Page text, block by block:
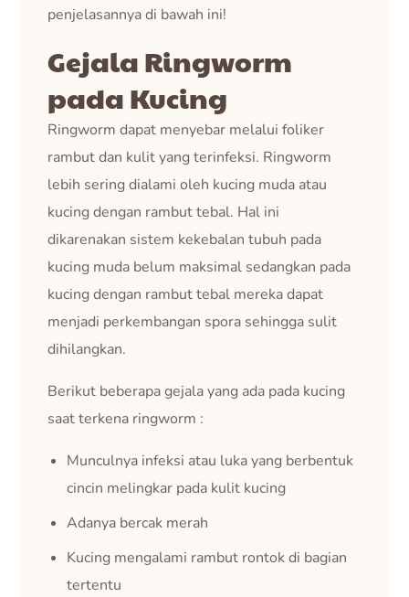
penjelasannya di bawah ini!
Gejala Ringworm
pada Kucing
Ringworm dapat menyebar melalui foliker
rambut dan kulit yang terinfeksi. Ringworm
lebih sering dialami oleh kucing muda atau
kucing dengan rambut tebal. Hal ini
dikarenakan sistem kekebalan tubuh pada
kucing muda belum maksimal sedangkan pada
kucing dengan rambut tebal mereka dapat
menjadi perkembangan spora sehingga sulit
dihilangkan.
Berikut beberapa gejala yang ada pada kucing
saat terkena ringworm :
Munculnya infeksi atau luka yang berbentuk
cincin melingkar pada kulit kucing
Adanya bercak merah
Kucing mengalami rambut rontok di bagian
tertentu